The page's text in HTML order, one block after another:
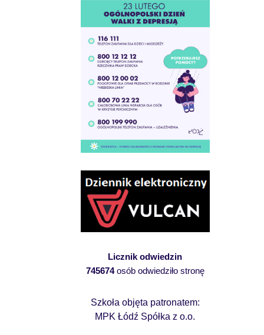
Licznik odwiedzin
745674osób odwiedziło stronę
Szkoła objęta patronatem:
MPK Łódź Spółka z o.o.